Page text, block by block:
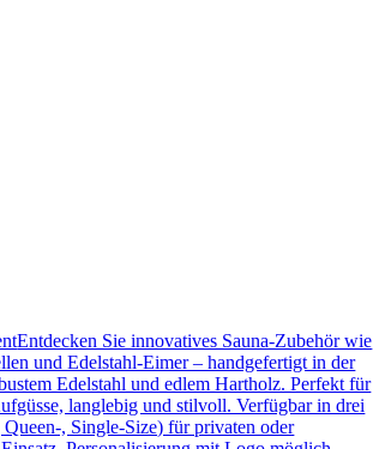
Entdecken Sie innovatives Sauna-Zubehör wie
und Edelstahl-Eimer – handgefertigt in der
Edelstahl und edlem Hartholz. Perfekt für
langlebig und stilvoll. Verfügbar in drei
, Single-Size) für privaten oder